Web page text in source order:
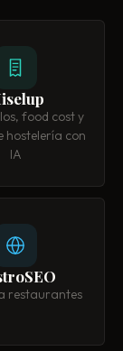
food cost y
hostelería con
IA
restaurantes